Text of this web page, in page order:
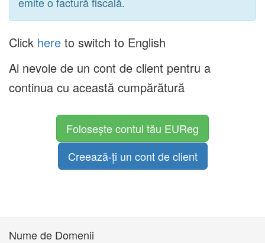
Click here to switch to English
Ai nevoie de un cont de client pentru a
continua cu această cumpărătură
Folosește contul tău EUReg
Creează-ți un cont de client
Nume de Domenii